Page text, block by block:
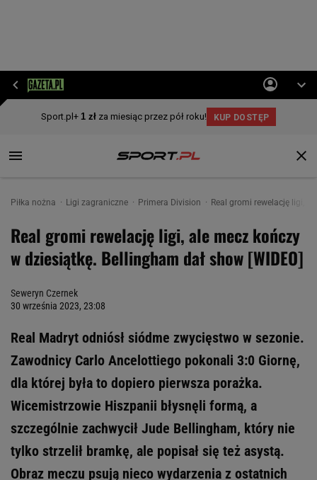
Piłka nożna Ligi zagraniczne Primera Division Real gromi rewelację ligi,
Real gromi rewelację ligi, ale mecz kończy
w dziesiątkę. Bellingham dał show [WIDEO]
Seweryn Czernek
30 września 2023, 23:08
Real Madryt odniósł siódme zwycięstwo w sezonie.
Zawodnicy Carlo Ancelottiego pokonali 3:0 Giornę,
dla której była to dopiero pierwsza porażka.
Wicemistrzowie Hiszpanii błysnęli formą, a
szczególnie zachwycił Jude Bellingham, który nie
tylko strzelił bramkę, ale popisał się też asystą.
Obraz meczu psują nieco wydarzenia z ostatnich